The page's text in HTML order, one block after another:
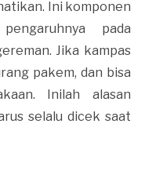
Ini komponen
pada
Jika kampas
pakem, dan bisa
Inilah alasan
selalu dicek saat